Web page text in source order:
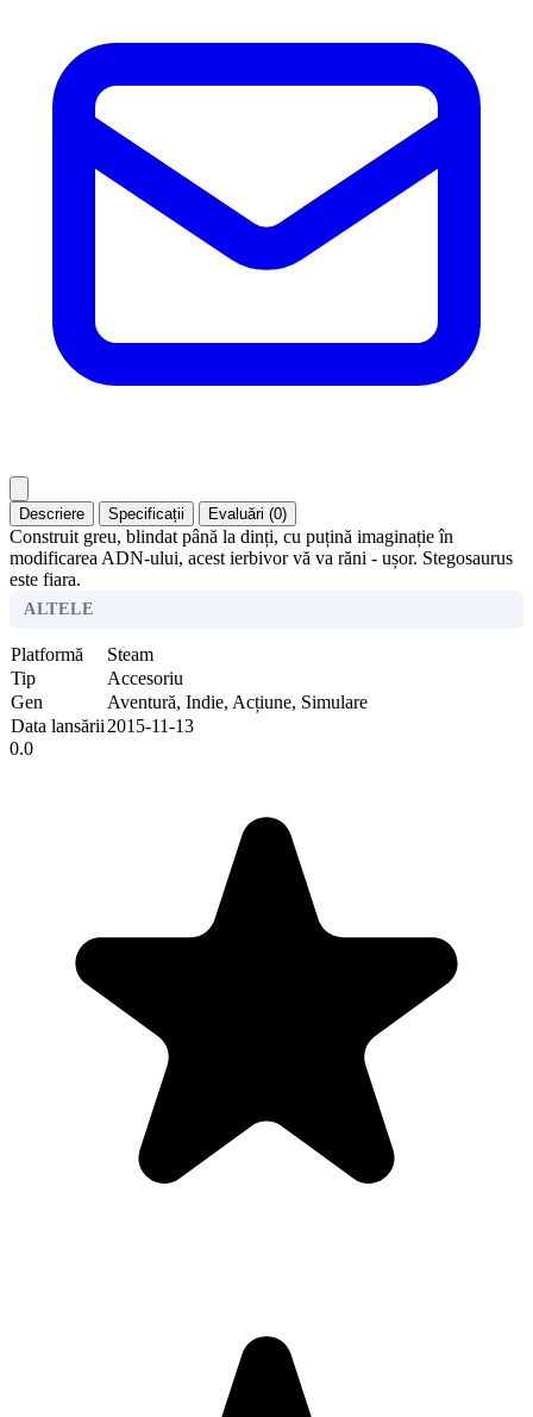
Descriere Specificații Evaluări (0)
Construit greu, blindat până la dinți, cu puțină imaginație în
modificarea ADN-ului, acest ierbivor vă va răni - ușor. Stegosaurus
este fiara.
ALTELE
Platformă
Steam
Tip
Accesoriu
Gen
Aventură, Indie, Acțiune, Simulare
Data lansării2015-11-13
0.0